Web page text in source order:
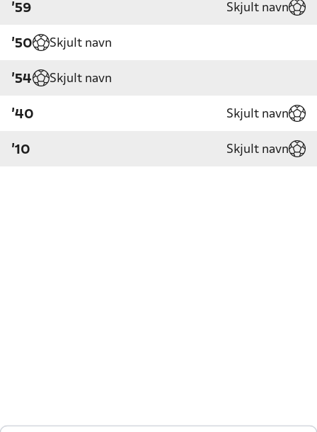
'59 Skjult navn
'50 Skjult navn
'54 Skjult navn
'40 Skjult navn
'10 Skjult navn